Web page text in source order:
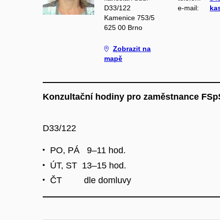
D33/122
Kamenice 753/5
625 00 Brno
Zobrazit na
mapě
e‑mail:
Konzultační hodiny pro zaměstnance
D33/122
PO, PÁ 9–11 hod.​
ÚT, ST 13–15 hod.
ČT dle domluvy